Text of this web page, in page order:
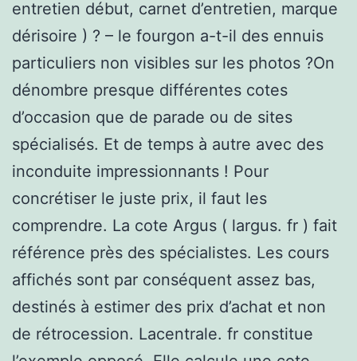
entretien début, carnet d’entretien, marque
dérisoire ) ? – le fourgon a-t-il des ennuis
particuliers non visibles sur les photos ?On
dénombre presque différentes cotes
d’occasion que de parade ou de sites
spécialisés. Et de temps à autre avec des
inconduite impressionnants ! Pour
concrétiser le juste prix, il faut les
comprendre. La cote Argus ( largus. fr ) fait
référence près des spécialistes. Les cours
affichés sont par conséquent assez bas,
destinés à estimer des prix d’achat et non
de rétrocession. Lacentrale. fr constitue